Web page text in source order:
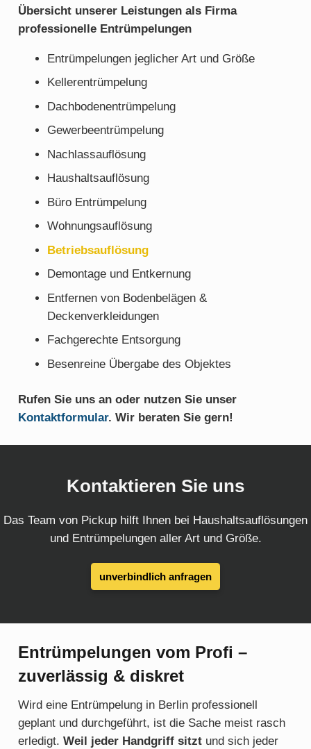
Übersicht unserer Leistungen als Firma
professionelle Entrümpelungen
Entrümpelungen jeglicher Art und Größe
Kellerentrümpelung
Dachbodenentrümpelung
Gewerbeentrümpelung
Nachlassauflösung
Haushaltsauflösung
Büro Entrümpelung
Wohnungsauflösung
Betriebsauflösung
Demontage und Entkernung
Entfernen von Bodenbelägen &
Deckenverkleidungen
Fachgerechte Entsorgung
Besenreine Übergabe des Objektes
Rufen Sie uns an oder nutzen Sie unser
Kontaktformular. Wir beraten Sie gern!
Kontaktieren Sie uns
Das Team von Pickup hilft Ihnen bei Haushaltsauflösungen
und Entrümpelungen aller Art und Größe.
unverbindlich anfragen
Entrümpelungen vom Profi –
zuverlässig & diskret
Wird eine Entrümpelung in Berlin professionell
geplant und durchgeführt, ist die Sache meist rasch
erledigt. Weil jeder Handgriff sitztund sich jeder